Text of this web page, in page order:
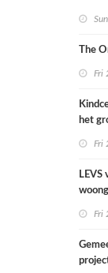
The
Fri
het
Fri
Fri